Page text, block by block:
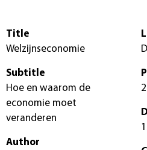
Title
Welzijnseconomie
Subtitle
Hoe en waarom de
economie moet
veranderen
Author